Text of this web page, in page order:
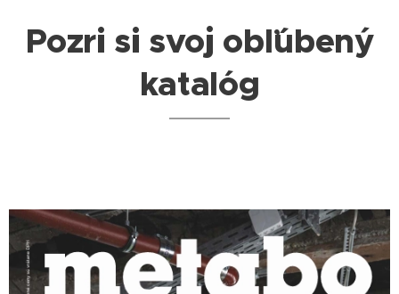
Pozri si svoj obľúbený
katalóg